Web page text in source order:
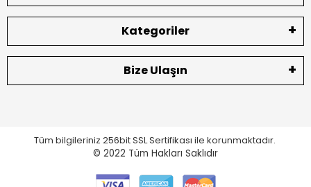
Kategoriler
Bize Ulaşın
Tüm bilgileriniz 256bit SSL Sertifikası ile korunmaktadır.
© 2022 Tüm Hakları Saklıdır